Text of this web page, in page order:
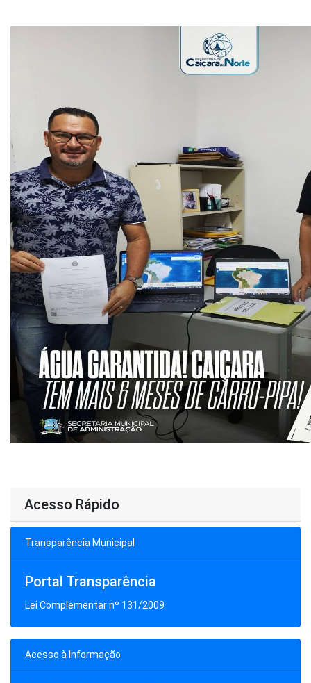
Acesso Rápido
Transparência Municipal
Portal Transparência
Lei Complementar nº 131/2009
Acesso à Informação